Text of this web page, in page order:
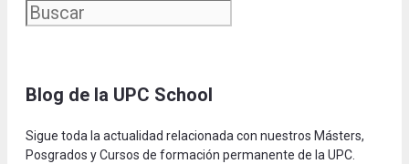
Blog de la UPC School
Sigue toda la actualidad relacionada con nuestros Másters,
Posgrados y Cursos de formación permanente de la UPC.